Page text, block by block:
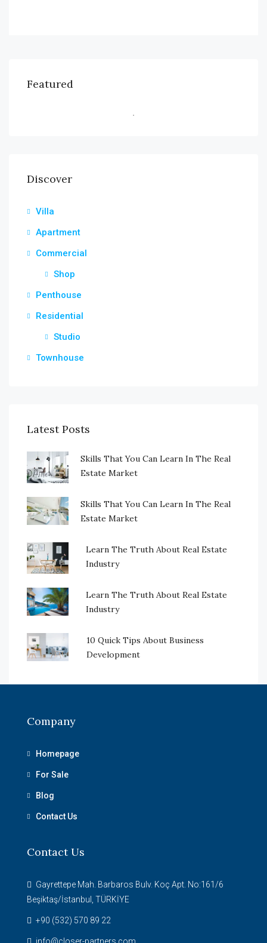
Featured
Discover
Villa
Apartment
Commercial
Shop
Penthouse
Residential
Studio
Townhouse
Latest Posts
Skills That You Can Learn In The Real
Estate Market
Skills That You Can Learn In The Real
Estate Market
Learn The Truth About Real Estate
Industry
Learn The Truth About Real Estate
Industry
10 Quick Tips About Business
Development
Company
Homepage
For Sale
Blog
Contact Us
Contact Us
Gayrettepe Mah. Barbaros Bulv. Koç Apt. No:161/6
Beşiktaş/İstanbul, TÜRKİYE
+90 (532) 570 89 22